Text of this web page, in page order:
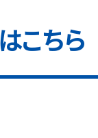
こちら